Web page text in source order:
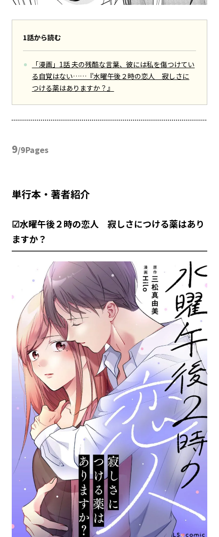
1話から読む
「漫画」1話 夫の残酷な言葉、彼には私を傷つけてい
る自覚はない……『水曜午後２時の恋人 寂しさに
つける薬はありますか？』
9/9Pages
単行本・著者紹介
☑水曜午後２時の恋人 寂しさにつける薬はあり
ますか？